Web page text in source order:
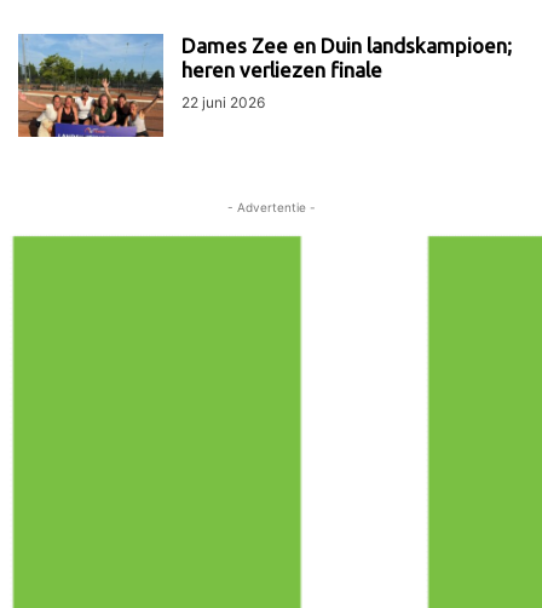
Dames Zee en Duin landskampioen;
heren verliezen finale
22 juni 2026
- Advertentie -